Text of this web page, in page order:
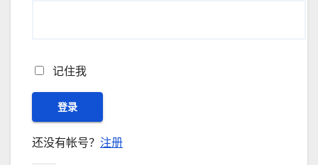
记住我
还没有帐号？ 注册